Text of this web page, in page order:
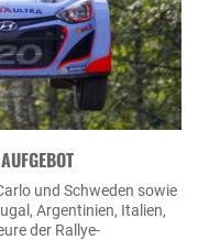
und Schweden sowie
Argentinien, Italien,
der Rallye-